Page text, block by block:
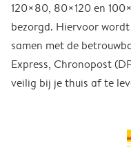
120×80, 80×120 en
bezorgd. Hiervoor
samen met de
Express, Chronopost
veilig bij je thuis af te